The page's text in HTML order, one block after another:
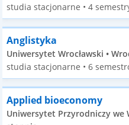
studia stacjonarne • 4
Anglistyka
Uniwersytet Wrocławski •
studia stacjonarne • 6
Applied bioeconomy
Uniwersytet Przyrodniczy we